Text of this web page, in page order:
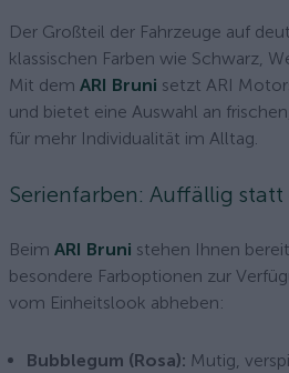
Der Großteil der Fahrzeuge auf
klassischen Farben wie Schwarz,
Mit dem ARI Bruni setzt ARI
und bietet eine Auswahl an
für mehr Individualität im Alltag.
Serienfarben: Auffällig
Beim ARI Bruni stehen Ihnen
besondere Farboptionen zur
vom Einheitslook abheben:
Bubblegum (Rosa): Mutig,